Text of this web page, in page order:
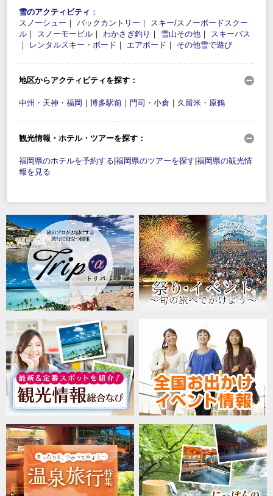
雪のアクティビティ ：
スノーシュー ｜ バックカントリー ｜ スキー/スノーボードスクー
ル ｜ スノーモービル ｜ わかさぎ釣り ｜ 雪山その他 ｜ スキーバス
｜
レンタルスキー・ボード ｜ エアボード ｜ その他雪で遊び
地区からアクティビティを探す：
中州・天神・福岡 ｜ 博多駅前 ｜ 門司・小倉 ｜ 久留米・原鶴
観光情報・ホテル・ツアーを探す：
福岡県のホテルを予約する 福岡県のツアーを探す 福岡県の観光情
報を見る